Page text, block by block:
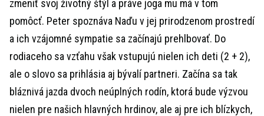
zmeniť svoj životný štýl a práve joga mu má v tom
pomôcť. Peter spoznáva Naďu v jej prirodzenom prostredí
a ich vzájomné sympatie sa začínajú prehlbovať. Do
rodiaceho sa vzťahu však vstupujú nielen ich deti (2 + 2),
ale o slovo sa prihlásia aj bývalí partneri. Začína sa tak
bláznivá jazda dvoch neúplných rodín, ktorá bude výzvou
nielen pre našich hlavných hrdinov, ale aj pre ich blízkych,